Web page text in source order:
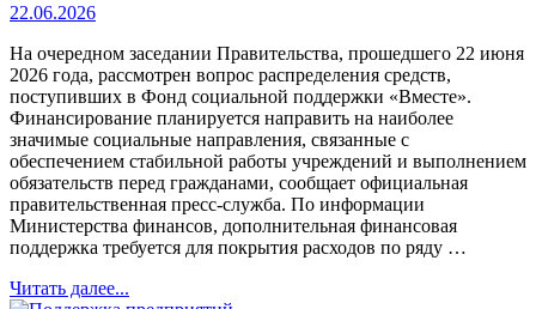
22.06.2026
На очередном заседании Правительства, прошедшего 22 июня
2026 года, рассмотрен вопрос распределения средств,
поступивших в Фонд социальной поддержки «Вместе».
Финансирование планируется направить на наиболее
значимые социальные направления, связанные с
обеспечением стабильной работы учреждений и выполнением
обязательств перед гражданами, сообщает официальная
правительственная пресс-служба. По информации
Министерства финансов, дополнительная финансовая
поддержка требуется для покрытия расходов по ряду …
Читать далее...